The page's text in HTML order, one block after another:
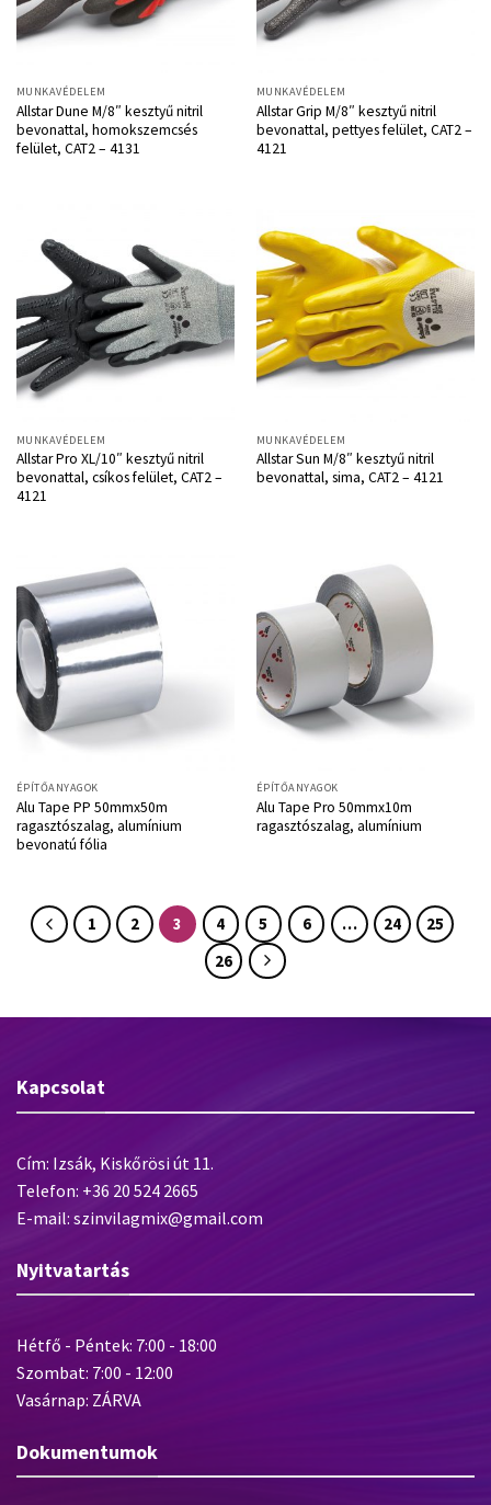
MUNKAVÉDELEM
Allstar Dune M/8″ kesztyű nitril
bevonattal, homokszemcsés
felület, CAT2 – 4131
MUNKAVÉDELEM
Allstar Grip M/8″ kesztyű nitril
bevonattal, pettyes felület, CAT2 –
4121
MUNKAVÉDELEM
Allstar Pro XL/10″ kesztyű nitril
bevonattal, csíkos felület, CAT2 –
4121
MUNKAVÉDELEM
Allstar Sun M/8″ kesztyű nitril
bevonattal, sima, CAT2 – 4121
ÉPÍTŐANYAGOK
Alu Tape PP 50mmx50m
ragasztószalag, alumínium
bevonatú fólia
ÉPÍTŐANYAGOK
Alu Tape Pro 50mmx10m
ragasztószalag, alumínium
1 2 3 4 5 6 … 24
25
26
Kapcsolat
Cím: Izsák, Kiskőrösi út 11.
Telefon: +36 20 524 2665
E-mail: szinvilagmix@gmail.com
Nyitvatartás
Hétfő - Péntek: 7:00 - 18:00
Szombat: 7:00 - 12:00
Vasárnap: ZÁRVA
Dokumentumok